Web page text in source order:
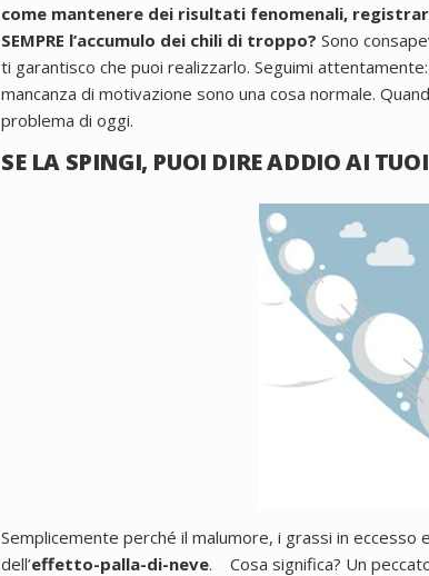
come mantenere dei risultati fenomenali,
SEMPRE l’accumulo dei chili di troppo? Sono
ti garantisco che puoi realizzarlo. Seguimi attentamente:
mancanza di motivazione sono una cosa normale.
problema di oggi.
SE LA SPINGI, PUOI DIRE ADDIO AI
Semplicemente perché il malumore, i grassi in
dell’effetto-palla-di-neve. Cosa significa? Un